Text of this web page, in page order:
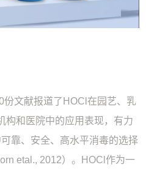
份文献报道了HOCl在园艺、乳
构和医院中的应用表现，有力
靠、安全、高水平消毒的选择
etal., 2012）。HOCl作为一